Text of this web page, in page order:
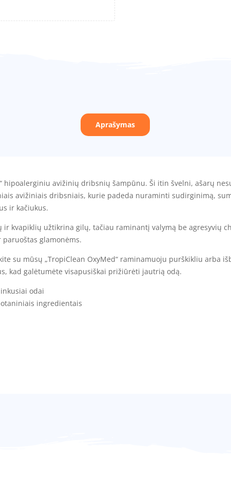
Aprašymas
hipoalerginiu avižinių dribsnių šampūnu. Ši itin švelni, ašarų
avižiniais dribsniais, kurie padeda nuraminti sudirginimą,
ir kačiukus.
kvapiklių užtikrina gilų, tačiau raminantį valymą be agresyvių
glamonėms.
su mūsų „TropiClean OxyMed“ raminamuoju purškikliu arba
kad galėtumėte visapusiškai prižiūrėti jautrią odą.
odai
ingredientais